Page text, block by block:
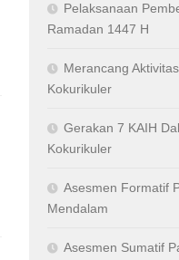
Pelaksanaan
Ramadan 1447 H
Merancang
Kokurikuler
Gerakan 7 KAIH
Kokurikuler
Asesmen Formatif
Mendalam
Asesmen Sumatif